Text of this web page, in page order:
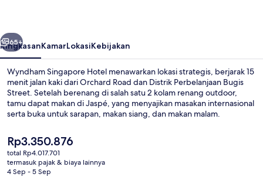
Berikutnya
65+
RingkasanKamarLokasiKebijakan
Wyndham Singapore Hotel menawarkan lokasi strategis, berjarak 15
menit jalan kaki dari Orchard Road dan Distrik Perbelanjaan Bugis
Street. Setelah berenang di salah satu 2 kolam renang outdoor,
tamu dapat makan di Jaspé, yang menyajikan masakan internasional
serta buka untuk sarapan, makan siang, dan makan malam.
dan bar/lounge. Staf dan lokasi mendapatkan nilai yang bagus dari
para traveler. Transportasi umum berada tidak jauh: Stasiun MRT
City Hall berjarak 4 menit dan Stasiun MRT Clarke Quay berjarak 8
menit.
Harga
saat
ini
Rp3.350.876
Rp3.350.876
total Rp4.017.701
termasuk pajak & biaya lainnya
4 Sep - 5 Sep